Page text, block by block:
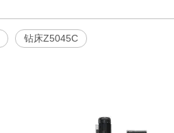
钻床Z5045C